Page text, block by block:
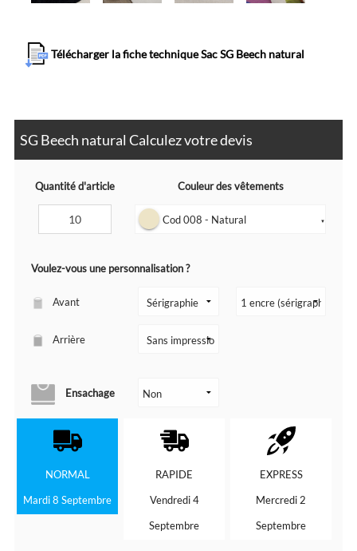
Télécharger la fiche technique Sac SG Beech natural
SG Beech natural Calculez votre devis
Quantité d'article Couleur des vêtements
Cod 008 - Natural ▼
Voulez-vous une personnalisation ?
Avant
Arrière
Ensachage
NORMAL
Mardi 8 Septembre
RAPIDE
Vendredi 4
Septembre
EXPRESS
Mercredi 2
Septembre